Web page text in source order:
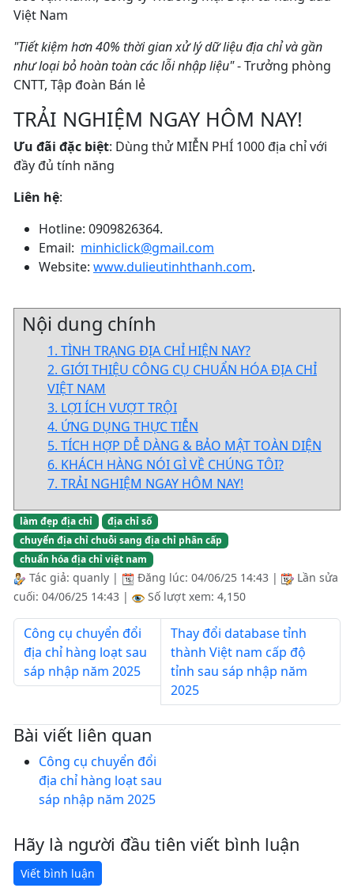
Việt Nam
"Tiết kiệm hơn 40% thời gian xử lý dữ liệu địa chỉ và gần
như loại bỏ hoàn toàn các lỗi nhập liệu"- Trưởng phòng
CNTT, Tập đoàn Bán lẻ
TRẢI NGHIỆM NGAY HÔM NAY!
Ưu đãi đặc biệt: Dùng thử MIỄN PHÍ 1000 địa chỉ với
đầy đủ tính năng
Liên hệ:
Hotline: 0909826364.
Email: minhiclick@gmail.com
Website: www.dulieutinhthanh.com.
Nội dung chính
1. TÌNH TRẠNG ĐỊA CHỈ HIỆN NAY?
2. GIỚI THIỆU CÔNG CỤ CHUẨN HÓA ĐỊA CHỈ
VIỆT NAM
3. LỢI ÍCH VƯỢT TRỘI
4. ỨNG DỤNG THỰC TIỄN
5. TÍCH HỢP DỄ DÀNG & BẢO MẬT TOÀN DIỆN
6. KHÁCH HÀNG NÓI GÌ VỀ CHÚNG TÔI?
7. TRẢI NGHIỆM NGAY HÔM NAY!
làm đẹp địa chỉ
địa chỉ số
chuyển địa chỉ chuỗi sang địa chỉ phân cấp
chuẩn hóa địa chỉ việt nam
Tác giả: quanly | Đăng lúc: 04/06/25 14:43 |
Lần sửa
cuối: 04/06/25 14:43 | Số lượt xem: 4,150
Công cụ chuyển đổi
địa chỉ hàng loạt sau
sáp nhập năm 2025
Thay đổi database tỉnh
thành Việt nam cấp độ
tỉnh sau sáp nhập năm
2025
Bài viết liên quan
Công cụ chuyển đổi
địa chỉ hàng loạt sau
sáp nhập năm 2025
Hãy là người đầu tiên viết bình luận